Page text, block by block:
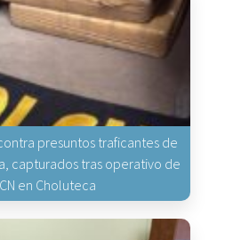
presuntos traficantes de
capturados tras operativo de
en Choluteca